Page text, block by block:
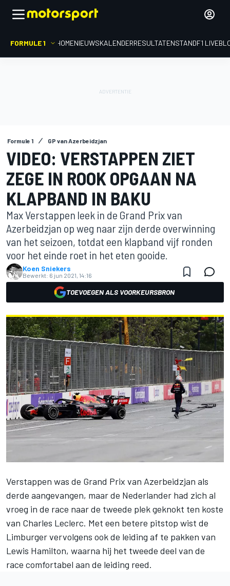
FORMULE 1 HOMENIEUWSKALENDERRESULTATENSTANDF1
Formule 1 GP van Azerbeidzjan
VIDEO: VERSTAPPEN ZIET
ZEGE IN ROOK OPGAAN NA
KLAPBAND IN BAKU
Max Verstappen leek in de Grand Prix van
Azerbeidzjan op weg naar zijn derde overwinning
van het seizoen, totdat een klapband vijf ronden
voor het einde roet in het eten gooide.
Koen Sniekers
Bewerkt: 6 jun 2021, 14:16
TOEVOEGEN ALS VOORKEURSBRON
Verstappen was de Grand Prix van Azerbeidzjan als
derde aangevangen, maar de Nederlander had zich al
vroeg in de race naar de tweede plek geknokt ten koste
van Charles Leclerc. Met een betere pitstop wist de
Limburger vervolgens ook de leiding af te pakken van
Lewis Hamilton, waarna hij het tweede deel van de
race comfortabel aan de leiding reed.